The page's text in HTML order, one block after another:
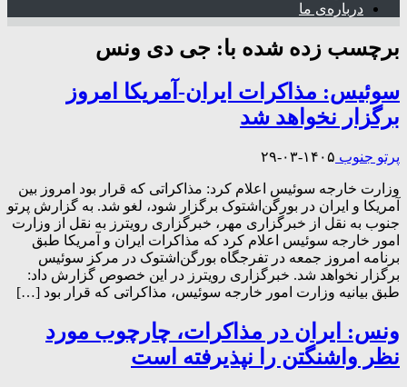
درباره‌ی ما
برچسب زده شده با: جی دی ونس
سوئیس: مذاکرات ایران-آمریکا امروز
برگزار نخواهد شد
پرتو جنوب ۱۴۰۵-۰۳-۲۹
وزارت خارجه سوئیس اعلام کرد: مذاکراتی که قرار بود امروز بین
آمریکا و ایران در بورگن‌اشتوک برگزار شود، لغو شد. به گزارش پرتو
جنوب به نقل از خبرگزاری مهر، خبرگزاری رویترز به نقل از وزارت
امور خارجه سوئیس اعلام کرد که مذاکرات ایران و آمریکا طبق
برنامه امروز جمعه در تفرجگاه بورگن‌اشتوک در مرکز سوئیس
برگزار نخواهد شد. خبرگزاری رویترز در این خصوص گزارش داد:
طبق بیانیه وزارت امور خارجه سوئیس، مذاکراتی که قرار بود […]
ونس: ایران در مذاکرات، چارچوب مورد
نظر واشنگتن را نپذیرفته است